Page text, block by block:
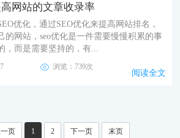
网站的文章收录率
优化，通过SEO优化来提高网站排名，
的网站，seo优化是一件需要慢慢积累的事
，而是需要坚持的，有...
浏览：739次
阅读全文
页 1 2 下一页 末页